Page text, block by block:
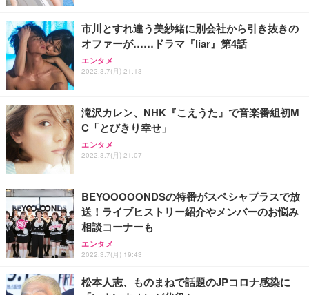
市川とすれ違う美紗緒に別会社から引き抜きの
オファーが……ドラマ『liar』第4話
エンタメ
2022.3.7(月) 21:13
滝沢カレン、NHK『こえうた』で音楽番組初M
C「とびきり幸せ」
エンタメ
2022.3.7(月) 21:07
BEYOOOOONDSの特番がスペシャプラスで放
送！ライブヒストリー紹介やメンバーのお悩み
相談コーナーも
エンタメ
2022.3.7(月) 19:43
松本人志、ものまねで話題のJPコロナ感染に